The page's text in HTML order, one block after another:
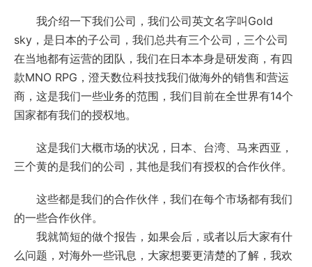
我介绍一下我们公司，我们公司英文名字叫Gold
sky，是日本的子公司，我们总共有三个公司，三个公司
在当地都有运营的团队，我们在日本本身是研发商，有四
款MNO RPG，澄天数位科技找我们做海外的销售和营运
商，这是我们一些业务的范围，我们目前在全世界有14个
国家都有我们的授权地。
这是我们大概市场的状况，日本、台湾、马来西亚，
三个黄的是我们的公司，其他是我们有授权的合作伙伴。
这些都是我们的合作伙伴，我们在每个市场都有我们
的一些合作伙伴。
我就简短的做个报告，如果会后，或者以后大家有什
么问题，对海外一些讯息，大家想要更清楚的了解，我欢